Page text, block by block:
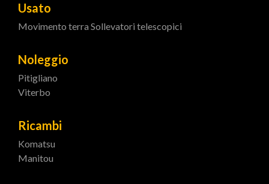
Usato
Movimento terra Sollevatori telescopici
Noleggio
Pitigliano
Viterbo
Ricambi
Komatsu
Manitou